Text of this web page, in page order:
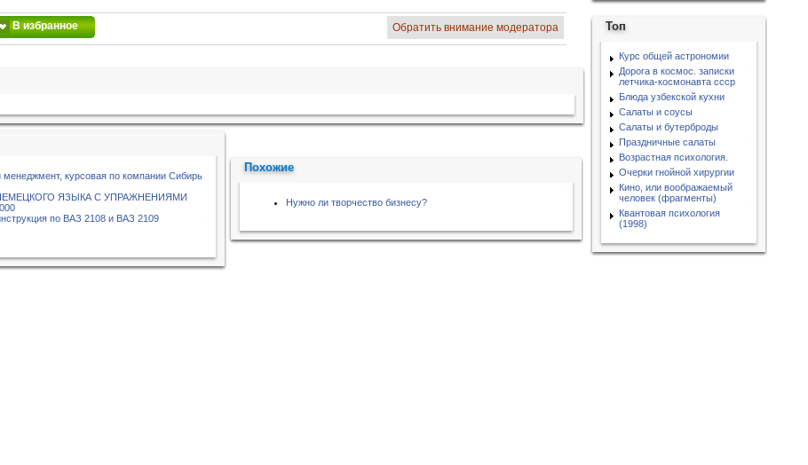
В избранное Обратить внимание модератора
менеджмент, курсовая по компании Сибирь
ЯЗЫКА С УПРАЖНЕНИЯМИ
по ВАЗ 2108 и ВАЗ 2109
Похожие
Нужно ли творчество бизнесу?
Топ
Курс общей астрономии
Дорога в космос. записки
летчика-космонавта ссср
Блюда узбекской кухни
Салаты и соусы
Салаты и бутерброды
Праздничные салаты
Возрастная психология.
Очерки гнойной хирургии
Кино, или воображаемый
человек (фрагменты)
Квантовая психология
(1998)